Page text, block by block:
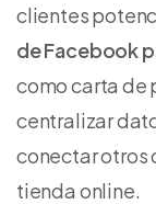
clientes
de Facebook
como carta de
centralizar
conectar otros
tienda online.